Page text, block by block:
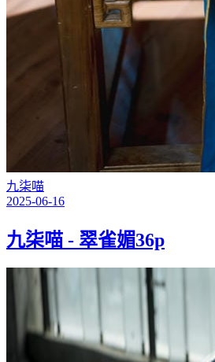
九柒喵
2025-06-16
九柒喵 - 翠雀媚36p